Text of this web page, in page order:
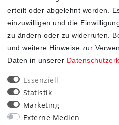
SHOP
Impressum
Daten­schutz­erklärung
Widerrufs­recht
Kontakt
Vertrag widerrufen
erteilt oder abgelehnt werden.
einzuwilligen und die
zu ändern oder zu widerrufen.
und weitere Hinweise zur
Daten in unserer
Essenziell
Statistik
Marketing
Externe Medien